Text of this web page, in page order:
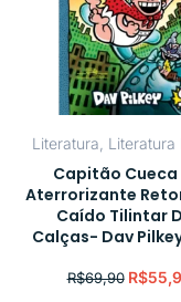
Literatura Literatura
Capitão Cueca
Aterrorizante
Caído Tilintar
Calças- Dav
R$69,90 R$